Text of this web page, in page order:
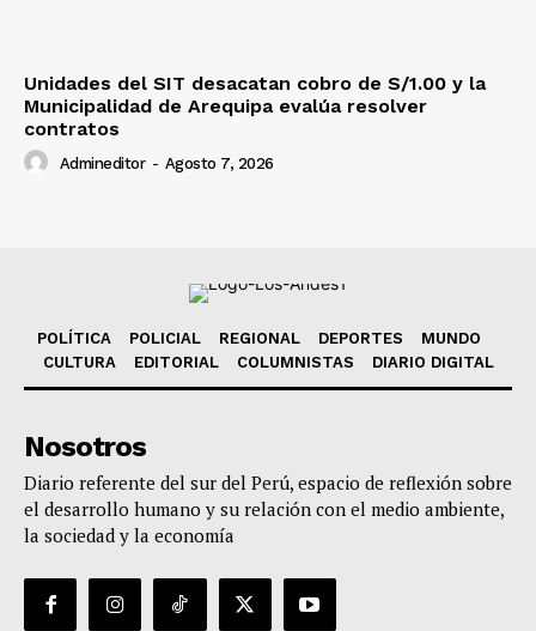
Unidades del SIT desacatan cobro de S/1.00 y la
Municipalidad de Arequipa evalúa resolver
contratos
Admineditor - Agosto 7, 2026
POLÍTICA POLICIAL REGIONAL DEPORTES
MUNDO
CULTURA
EDITORIAL COLUMNISTAS DIARIO DIGITAL
Nosotros
Diario referente del sur del Perú, espacio de reflexión sobre
el desarrollo humano y su relación con el medio ambiente,
la sociedad y la economía